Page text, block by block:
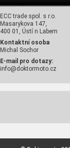
ECC trade spol. s r.o.
Masarykova 147,
400 01, Ústí n Labem
Kontaktní osoba
Michal Sochor
E-mail pro dotazy:
info@doktormoto.cz